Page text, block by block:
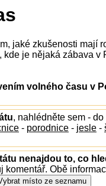
jaké zkušenosti mají
je nějaká zábava v
volného času v
, nahlédněte sem - do
- porodnice - jesle -
nenajdou to, co
komentář. Obě